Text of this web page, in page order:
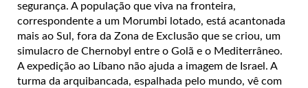
segurança. A população que viva na fronteira,
correspondente a um Morumbi lotado, está acantonada
mais ao Sul, fora da Zona de Exclusão que se criou, um
simulacro de Chernobyl entre o Golã e o Mediterrâneo.
A expedição ao Líbano não ajuda a imagem de Israel. A
turma da arquibancada, espalhada pelo mundo, vê com